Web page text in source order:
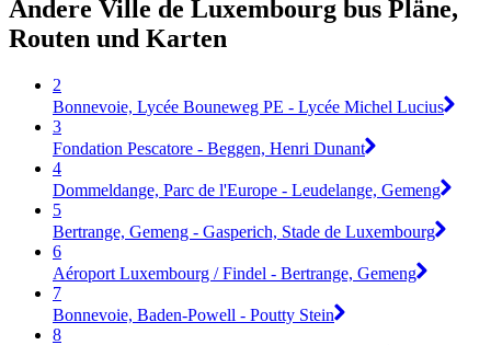
Andere Ville de Luxembourg bus Pläne,
Routen und Karten
2
Bonnevoie, Lycée Bouneweg PE - Lycée Michel Lucius
3
Fondation Pescatore - Beggen, Henri Dunant
4
Dommeldange, Parc de l'Europe - Leudelange, Gemeng
5
Bertrange, Gemeng - Gasperich, Stade de Luxembourg
6
Aéroport Luxembourg / Findel - Bertrange, Gemeng
7
Bonnevoie, Baden-Powell - Poutty Stein
8